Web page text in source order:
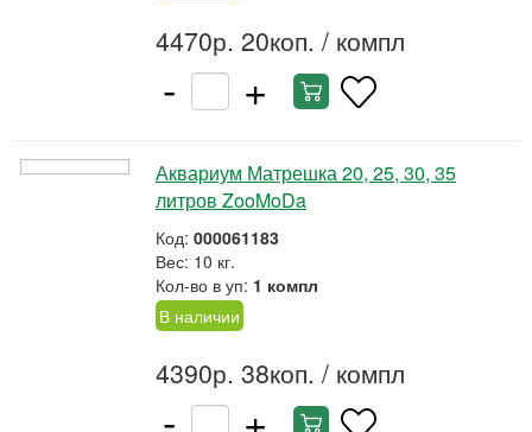
4470р. 20коп. / компл
- +
Аквариум Матрешка 20, 25, 30, 35
литров ZooMoDa
Код: 000061183
Вес: 10 кг.
Кол-во в уп: 1 компл
В наличии
4390р. 38коп. / компл
- +